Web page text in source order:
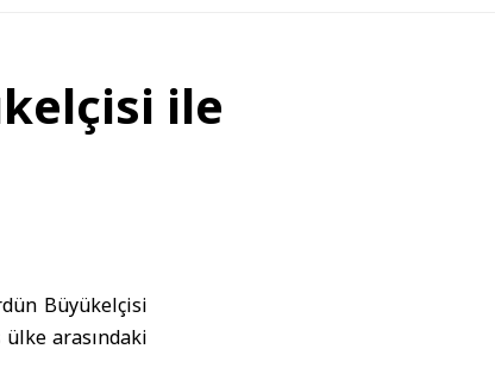
ile
Büyükelçisi
arasındaki